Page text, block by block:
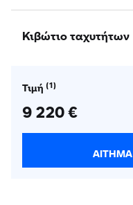
Κιβώτιο ταχυτήτων
Τιμή
9 220 €
ΑΊΤΗΜΑ